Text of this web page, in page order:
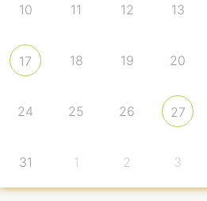
10 11 12 13
17 18 19 20
24 25 26 27
31 1 2 3